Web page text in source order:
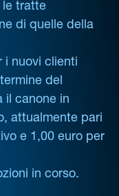
le tratte
di quelle della
i nuovi clienti
del
il canone in
attualmente pari
e 1,00 euro per
in corso.